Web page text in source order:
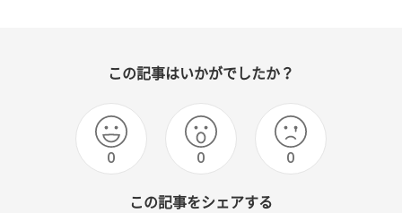
この記事はいかがでしたか？
0 0 0
この記事をシェアする